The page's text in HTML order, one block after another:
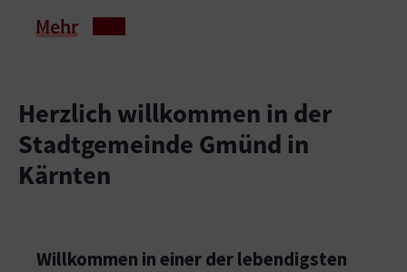
Mehr
Herzlich willkommen in der
Stadtgemeinde Gmünd in
Kärnten
Willkommen in einer der lebendigsten